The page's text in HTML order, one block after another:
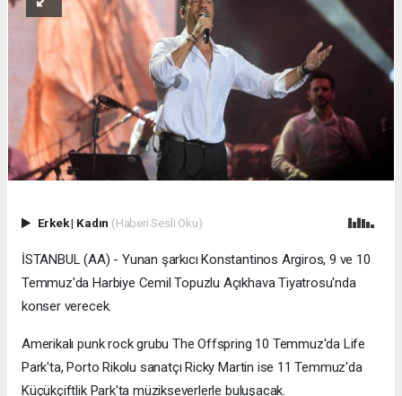
Erkek| Kadın (Haberi Sesli Oku)
İSTANBUL (AA) - Yunan şarkıcı Konstantinos Argiros, 9 ve 10
Temmuz'da Harbiye Cemil Topuzlu Açıkhava Tiyatrosu'nda
konser verecek.
Amerikalı punk rock grubu The Offspring 10 Temmuz'da Life
Park'ta, Porto Rikolu sanatçı Ricky Martin ise 11 Temmuz'da
Küçükçiftlik Park'ta müzikseverlerle buluşacak.